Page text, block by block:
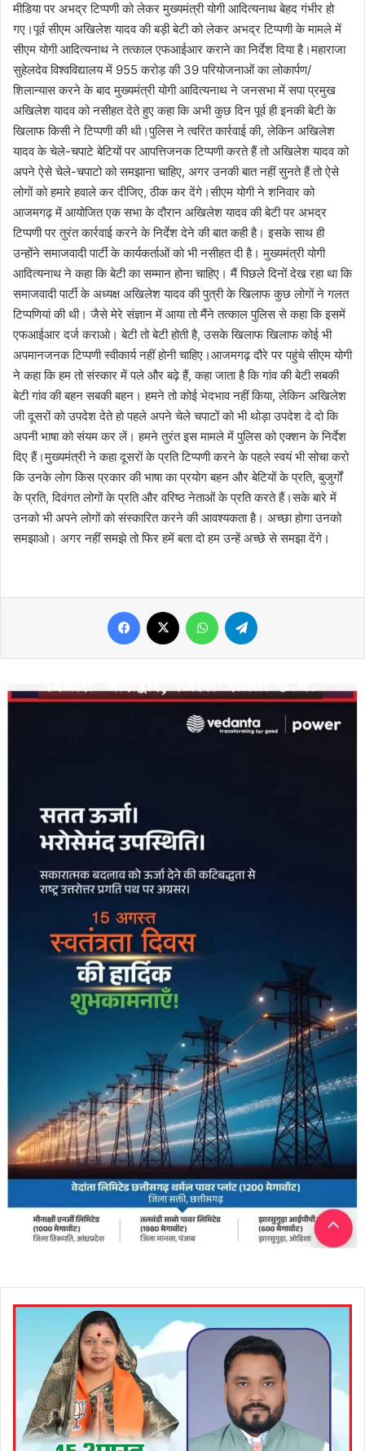
मीडिया पर अभद्र टिप्पणी को लेकर मुख्यमंत्री योगी आदित्यनाथ बेहद गंभीर हो
गए।पूर्व सीएम अखिलेश यादव की बड़ी बेटी को लेकर अभद्र टिप्पणी के मामले में
सीएम योगी आदित्यनाथ ने तत्काल एफआईआर कराने का निर्देश दिया है।महाराजा
सुहेलदेव विश्वविद्यालय में 955 करोड़ की 39 परियोजनाओं का लोकार्पण/
शिलान्यास करने के बाद मुख्यमंत्री योगी आदित्यनाथ ने जनसभा में सपा प्रमुख
अखिलेश यादव को नसीहत देते हुए कहा कि अभी कुछ दिन पूर्व ही इनकी बेटी के
खिलाफ किसी ने टिप्पणी की थी।पुलिस ने त्वरित कार्रवाई की, लेकिन अखिलेश
यादव के चेले-चपाटे बेटियों पर आपत्तिजनक टिप्पणी करते हैं तो अखिलेश यादव को
अपने ऐसे चेले-चपाटो को समझाना चाहिए, अगर उनकी बात नहीं सुनते हैं तो ऐसे
लोगों को हमारे हवाले कर दीजिए, ठीक कर देंगे।सीएम योगी ने शनिवार को
आजमगढ़ में आयोजित एक सभा के दौरान अखिलेश यादव की बेटी पर अभद्र
टिप्पणी पर तुरंत कार्रवाई करने के निर्देश देने की बात कही है। इसके साथ ही
उन्होंने समाजवादी पार्टी के कार्यकर्ताओं को भी नसीहत दी है। मुख्यमंत्री योगी
आदित्यनाथ ने कहा कि बेटी का सम्मान होना चाहिए। मैं पिछले दिनों देख रहा था कि
समाजवादी पार्टी के अध्यक्ष अखिलेश यादव की पुत्री के खिलाफ कुछ लोगों ने गलत
टिप्पणियां की थी। जैसे मेरे संज्ञान में आया तो मैंने तत्काल पुलिस से कहा कि इसमें
एफआईआर दर्ज कराओ। बेटी तो बेटी होती है, उसके खिलाफ खिलाफ कोई भी
अपमानजनक टिप्पणी स्वीकार्य नहीं होनी चाहिए।आजमगढ़ दौरे पर पहुंचे सीएम योगी
ने कहा कि हम तो संस्कार में पले और बढ़े हैं, कहा जाता है कि गांव की बेटी सबकी
बेटी गांव की बहन सबकी बहन। हमने तो कोई भेदभाव नहीं किया, लेकिन अखिलेश
जी दूसरों को उपदेश देते हो पहले अपने चेले चपाटों को भी थोड़ा उपदेश दे दो कि
अपनी भाषा को संयम कर लें। हमने तुरंत इस मामले में पुलिस को एक्शन के निर्देश
दिए हैं।मुख्यमंत्री ने कहा दूसरों के प्रति टिप्पणी करने के पहले स्वयं भी सोचा करो
कि उनके लोग किस प्रकार की भाषा का प्रयोग बहन और बेटियों के प्रति, बुजुर्गों
के प्रति, दिवंगत लोगों के प्रति और वरिष्ठ नेताओं के प्रति करते हैं।सके बारे में
उनको भी अपने लोगों को संस्कारित करने की आवश्यकता है। अच्छा होगा उनको
समझाओ। अगर नहीं समझे तो फिर हमें बता दो हम उन्हें अच्छे से समझा देंगे।
Facebook WhatsApp